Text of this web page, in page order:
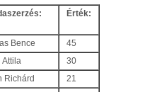
Érték:
Bence
45
Attila
30
Richárd
21